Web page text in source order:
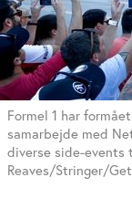
Formel 1 har
samarbejde med
diverse side-events
Reaves/Stringer/